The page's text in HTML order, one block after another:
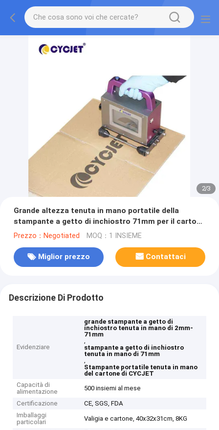
2/3
Grande altezza tenuta in mano portatile della
stampante a getto di inchiostro 71mm per il cartone
del cartone
Prezzo：Negotiated MOQ：1 INSIEME
Miglior prezzo Contattaci
Descrizione Di Prodotto
Evidenziare
grande stampante a getto di
inchiostro tenuta in mano di 2mm-
71mm
,
stampante a getto di inchiostro
tenuta in mano di 71mm
,
Stampante portatile tenuta in mano
del cartone di CYCJET
Capacità di
alimentazione
500 insiemi al mese
Certificazione
CE, SGS, FDA
Imballaggi
particolari
Valigia e cartone, 40x32x31cm, 8KG